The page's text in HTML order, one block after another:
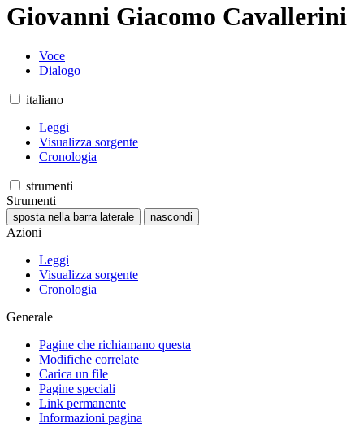
Giovanni Giacomo Cavallerini
Voce
Dialogo
italiano
Leggi
Visualizza sorgente
Cronologia
strumenti
Strumenti
sposta nella barra laterale nascondi
Azioni
Leggi
Visualizza sorgente
Cronologia
Generale
Pagine che richiamano questa
Modifiche correlate
Carica un file
Pagine speciali
Link permanente
Informazioni pagina